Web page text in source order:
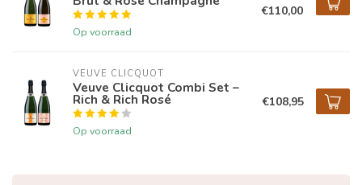
Op voorraad
€110,00
VEUVE CLICQUOT
Veuve Clicquot Combi Set –
Rich & Rich Rosé
Op voorraad
€108,95